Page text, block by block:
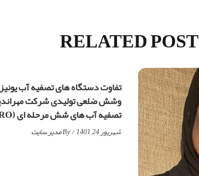
RELATED POST
تفاوت دستگاه های تصفیه آب
وشش ضلعی تولیدی شرکت
تصفیه آب های شش مرحله ای (RO)
شهریور 24, 1401 / By مدیر سایت